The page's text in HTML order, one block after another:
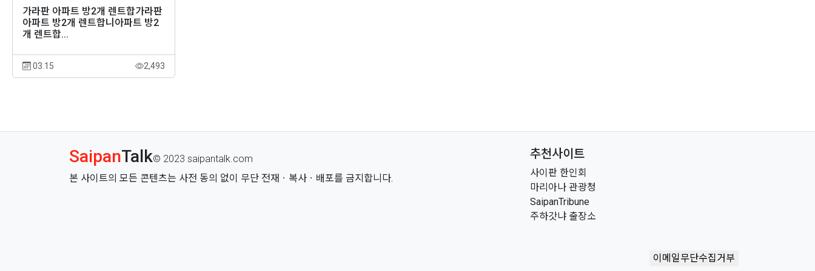
가라판 아파트 방2개 렌트합가라판
아파트 방2개 렌트합니아파트 방2
개 렌트합...
03.15 2,493
SaipanTalk© 2023 saipantalk.com
본 사이트의 모든 콘텐츠는 사전 동의 없이 무단 전재ㆍ복사ㆍ배포를 금지합니다.
추천사이트
사이판 한인회
마리아나 관광청
SaipanTribune
주하갓냐 출장소
이메일무단수집거부